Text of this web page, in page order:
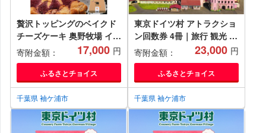
贅沢トッピングのベイクド
チーズケーキ 奥野牧場 イチ
ゴスペシャル ホール (大)｜
米粉 グルテンフリー チーズ
ケーキ スイーツ フルーツ
ミルク 牧場 ギフト お祝い
袖ケ浦 [0494]
寄附金額： 17,000 円
ふるさとチョイス
千葉県 袖ケ浦市
東京ドイツ村 アトラクショ
ン回数券 4冊｜旅行 観光 あ
そぶ 立ち寄り スポット デ
ーマパーク レジャー チケッ
ト 見どころ アクアライン
房総 千葉 [0550]
寄附金額： 23,000 円
ふるさとチョイス
千葉県 袖ケ浦市